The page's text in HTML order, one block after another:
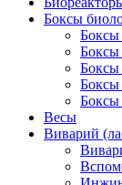
Боксы
Боксы
Боксы
Боксы
Боксы
Боксы
Весы
Виварий